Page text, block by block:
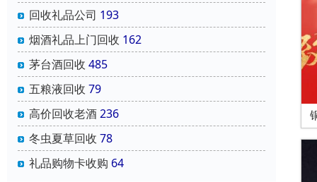
回收礼品公司 193
烟酒礼品上门回收 162
茅台酒回收 485
五粮液回收 79
高价回收老酒236
冬虫夏草回收 78
礼品购物卡收购 64